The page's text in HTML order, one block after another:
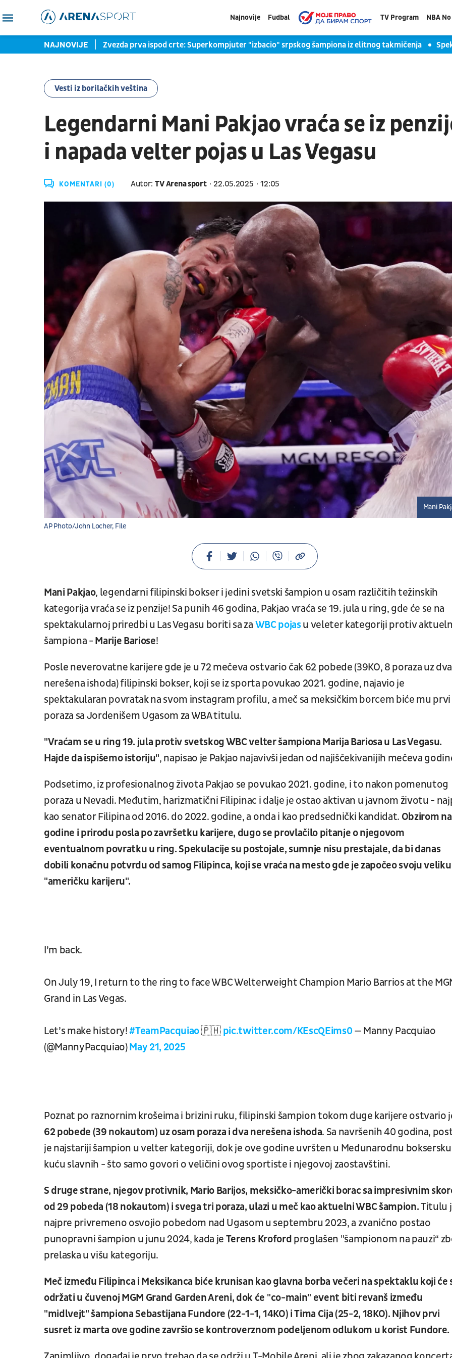
Najnovije Fudbal TV Program NBA
NAJNOVIJE
Verhovena i Nganua Zvezda prva ispod crte: Superkompjuter "izbacio" srpskog šampiona iz elitnog takmičenja
Vesti iz borilačkih veština
Legendarni Mani Pakjao vraća se iz
i napada velter pojas u Las Vegasu
KOMENTARI (0) Autor: TV Arena sport 22.05.2025 12:05
AP Photo/John Locher, File
Mani
Mani Pakjao, legendarni filipinski bokser i jedini svetski šampion u osam različitih težinskih
kategorija vraća se iz penzije! Sa punih 46 godina, Pakjao vraća se 19. jula u ring, gde će se na
spektakularnoj priredbi u Las Vegasu boriti sa za WBC pojasu veleter kategoriji protiv
šampiona - Marije Bariose!
Posle neverovatne karijere gde je u 72 mečeva ostvario čak 62 pobede (39KO, 8 poraza uz dva
nerešena ishoda) filipinski bokser, koji se iz sporta povukao 2021. godine, najavio je
spektakularan povratak na svom instagram profilu, a meč sa meksičkim borcem biće mu prvi
poraza sa Jordenišem Ugasom za WBA titulu.
"Vraćam se u ring 19. jula protiv svetskog WBC velter šampiona Marija Bariosa u Las Vegasu.
Hajde da ispišemo istoriju", napisao je Pakjao najavivši jedan od najiščekivanijih mečeva
Podsetimo, iz profesionalnog života Pakjao se povukao 2021. godine, i to nakon pomenutog
poraza u Nevadi. Međutim, harizmatični Filipinac i dalje je ostao aktivan u javnom životu -
kao senator Filipina od 2016. do 2022. godine, a onda i kao predsednički kandidat. Obzirom na
godine i prirodu posla po završetku karijere, dugo se provlačilo pitanje o njegovom
eventualnom povratku u ring. Spekulacije su postojale, sumnje nisu prestajale, da bi danas
dobili konačnu potvrdu od samog Filipinca, koji se vraća na mesto gde je započeo svoju veliku
"američku karijeru".
I’m back.
On July 19, I return to the ring to face WBC Welterweight Champion Mario Barrios at the
Grand in Las Vegas.
Let’s make history!#TeamPacquiao🇵🇭 pic.twitter.com/KEscQEims0— Manny Pacquiao
(@MannyPacquiao)May 21, 2025
Poznat po raznornim krošeima i brizini ruku, filipinski šampion tokom duge karijere ostvario
62 pobede (39 nokautom) uz osam poraza i dva nerešena ishoda. Sa navršenih 40 godina,
je najstariji šampion u velter kategoriji, dok je ove godine uvršten u Međunarodnu boksersku
kuću slavnih - što samo govori o veličini ovog sportiste i njegovoj zaostavštini.
S druge strane, njegov protivnik, Mario Barijos, meksičko-američki borac sa impresivnim
od 29 pobeda (18 nokautom) i svega tri poraza, ulazi u meč kao aktuelni WBC šampion.Titulu
najpre privremeno osvojio pobedom nad Ugasom u septembru 2023, a zvanično postao
punopravni šampion u junu 2024, kada je Terens Kroford proglašen "šampionom na pauzi“
prelaska u višu kategoriju.
Meč između Filipinca i Meksikanca biće krunisan kao glavna borba večeri na spektaklu koji će
održati u čuvenoj MGM Grand Garden Areni, dok će "co-main" event biti revanš između
"midlvejt" šampiona Sebastijana Fundore (22-1-1, 14KO) i Tima Cija (25-2, 18KO). Njihov prvi
susret iz marta ove godine završio se kontroverznom podeljenom odlukom u korist Fundore.